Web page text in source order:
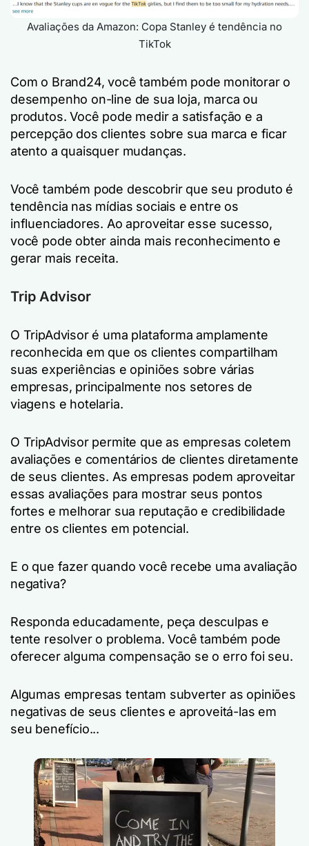
Avaliações da Amazon: Copa Stanley é tendência no
TikTok
Com o Brand24, você também pode monitorar o
desempenho on-line de sua loja, marca ou
produtos. Você pode medir a satisfação e a
percepção dos clientes sobre sua marca e ficar
atento a quaisquer mudanças.
Você também pode descobrir que seu produto é
tendência nas mídias sociais e entre os
influenciadores. Ao aproveitar esse sucesso,
você pode obter ainda mais reconhecimento e
gerar mais receita.
Trip Advisor
O TripAdvisor é uma plataforma amplamente
reconhecida em que os clientes compartilham
suas experiências e opiniões sobre várias
empresas, principalmente nos setores de
viagens e hotelaria.
O TripAdvisor permite que as empresas coletem
avaliações e comentários de clientes diretamente
de seus clientes. As empresas podem aproveitar
essas avaliações para mostrar seus pontos
fortes e melhorar sua reputação e credibilidade
entre os clientes em potencial.
E o que fazer quando você recebe uma avaliação
negativa?
Responda educadamente, peça desculpas e
tente resolver o problema. Você também pode
oferecer alguma compensação se o erro foi seu.
Algumas empresas tentam subverter as opiniões
negativas de seus clientes e aproveitá-las em
seu benefício...